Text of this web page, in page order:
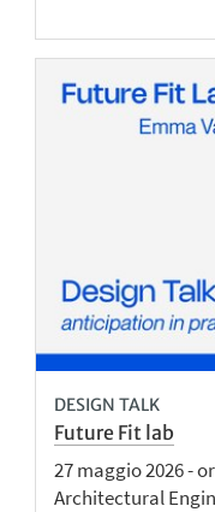
DESIGN TALK
Future Fit lab
27 maggio 2026 -
Architectural